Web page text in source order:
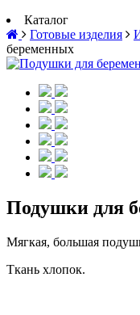
Каталог
Готовые изделия
беременных
Подушки для
Мягкая, большая
Ткань хлопок.